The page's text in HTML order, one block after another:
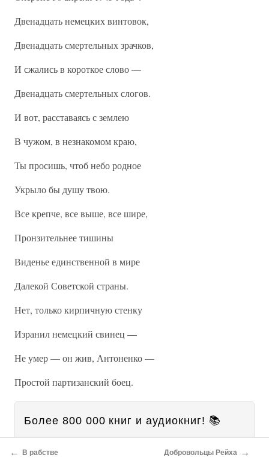
Двенадцать немецких винтовок,
Двенадцать смертельных зрачков,
И сжались в короткое слово —
Двенадцать смертельных слогов.
И вот, расставаясь с землею
В чужом, в незнакомом краю,
Ты просишь, чтоб небо родное
Укрыло бы душу твою.
Все крепче, все выше, все шире,
Пронзительнее тишины
Виденье единственной в мире
Далекой Советской страны.
Нет, только кирпичную стенку
Изранил немецкий свинец —
Не умер — он жив, Антоненко —
Простой партизанский боец.
Более 800 000 книг и аудиокниг! 📚
подарок
и наслаждайся неограниченным
← В рабстве Добровольцы Рейха →